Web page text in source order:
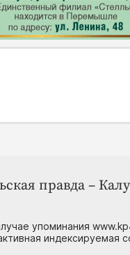
правда –
упоминания
индексируемая